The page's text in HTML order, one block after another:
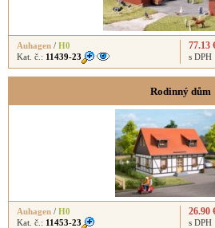
Auhagen / H0
Kat. č.: 11439-23
77.13
s DPH
Rodinný dům
Auhagen / H0
Kat. č.: 11453-23
26.90
s DPH